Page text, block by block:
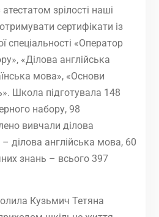
зрілості наші
сертифікати із
спеціальності «Оператор
«Ділова англійська
мова», «Основи
Школа підготувала 148
набору, 98
вивчали ділова
ділова англійська мова, 60
знань – всього 397
Кузьмич Тетяна